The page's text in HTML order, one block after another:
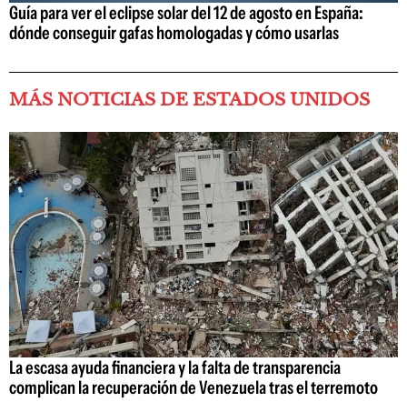
Guía para ver el eclipse solar del 12 de agosto en España:
dónde conseguir gafas homologadas y cómo usarlas
MÁS NOTICIAS DE ESTADOS UNIDOS
La escasa ayuda financiera y la falta de transparencia
complican la recuperación de Venezuela tras el terremoto